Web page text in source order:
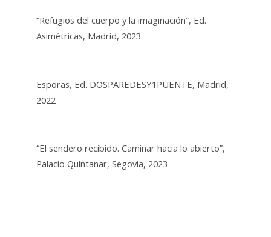
“Refugios del cuerpo y la imaginación”, Ed.
Asimétricas, Madrid, 2023
Esporas, Ed. DOSPAREDESY1PUENTE, Madrid,
2022
“El sendero recibido. Caminar hacia lo abierto”,
Palacio Quintanar, Segovia, 2023